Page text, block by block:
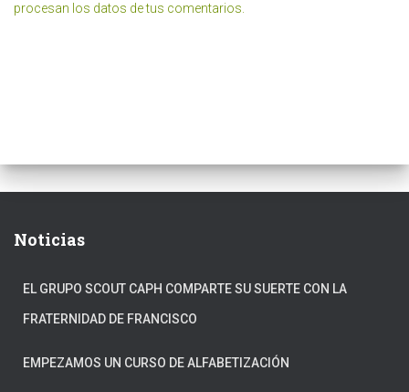
procesan los datos de tus comentarios.
Noticias
EL GRUPO SCOUT CAPH COMPARTE SU SUERTE CON LA
FRATERNIDAD DE FRANCISCO
EMPEZAMOS UN CURSO DE ALFABETIZACIÓN